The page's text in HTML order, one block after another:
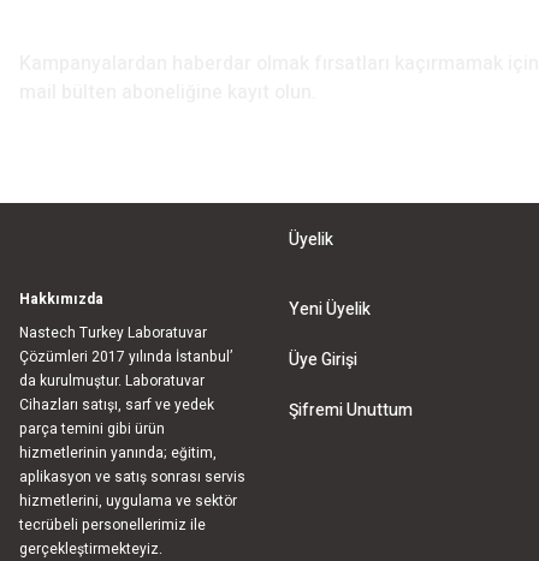
Hakkımızda
Nastech Turkey Laboratuvar
Çözümleri 2017 yılında İstanbul’
da kurulmuştur. Laboratuvar
Cihazları satışı, sarf ve yedek
parça temini gibi ürün
hizmetlerinin yanında; eğitim,
aplikasyon ve satış sonrası servis
hizmetlerini, uygulama ve sektör
tecrübeli personellerimiz ile
gerçekleştirmekteyiz.
Üyelik
Yeni Üyelik
Üye Girişi
Şifremi Unuttum